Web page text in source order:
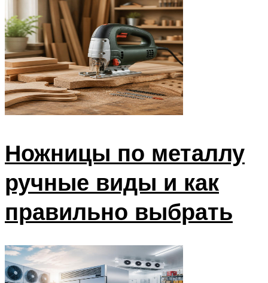
Ножницы по металлу
ручные виды и как
правильно выбрать